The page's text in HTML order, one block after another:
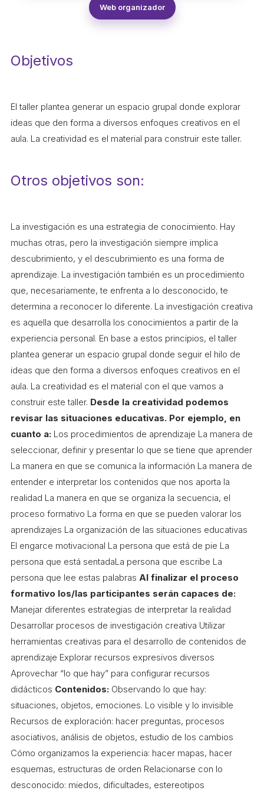
Web organizador
Objetivos
El taller plantea generar un espacio grupal donde explorar
ideas que den forma a diversos enfoques creativos en el
aula. La creatividad es el material para construir este taller.
Otros objetivos son:
La investigación es una estrategia de conocimiento. Hay
muchas otras, pero la investigación siempre implica
descubrimiento, y el descubrimiento es una forma de
aprendizaje. La investigación también es un procedimiento
que, necesariamente, te enfrenta a lo desconocido, te
determina a reconocer lo diferente. La investigación creativa
es aquella que desarrolla los conocimientos a partir de la
experiencia personal. En base a estos principios, el taller
plantea generar un espacio grupal donde seguir el hilo de
ideas que den forma a diversos enfoques creativos en el
aula. La creatividad es el material con el que vamos a
construir este taller. Desde la creatividad podemos
revisar las situaciones educativas. Por ejemplo, en
cuanto a: Los procedimientos de aprendizaje La manera de
seleccionar, definir y presentar lo que se tiene que aprender
La manera en que se comunica la información La manera de
entender e interpretar los contenidos que nos aporta la
realidad La manera en que se organiza la secuencia, el
proceso formativo La forma en que se pueden valorar los
aprendizajes La organización de las situaciones educativas
El engarce motivacional La persona que está de pie La
persona que está sentadaLa persona que escribe La
persona que lee estas palabras Al finalizar el proceso
formativo los/las participantes serán capaces de:
Manejar diferentes estrategias de interpretar la realidad
Desarrollar procesos de investigación creativa Utilizar
herramientas creativas para el desarrollo de contenidos de
aprendizaje Explorar recursos expresivos diversos
Aprovechar “lo que hay” para configurar recursos
didácticos Contenidos: Observando lo que hay:
situaciones, objetos, emociones. Lo visible y lo invisible
Recursos de exploración: hacer preguntas, procesos
asociativos, análisis de objetos, estudio de los cambios
Cómo organizamos la experiencia: hacer mapas, hacer
esquemas, estructuras de orden Relacionarse con lo
desconocido: miedos, dificultades, estereotipos
ACCIÓ SOCIAL I JOVES
CONEIX FUNDESPLAI
La Fundació
L'equip
Missió i valors
Els comptes clars
Memòria d'activitats
Proposta educativa
ACTUALITAT
Notícies
Butlletins
Diari de la Fundació
Xarxes socials
COL·LABORA
Fes voluntariat
Fes un donatiu
Treballa amb nosaltres